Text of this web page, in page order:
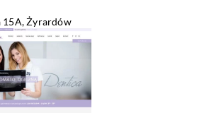
15A, Żyrardów